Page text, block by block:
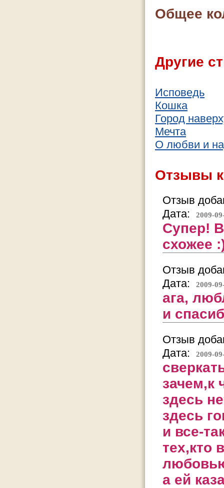
Общее
Другие
Исповедь
Кошка
Город
Мечта
О любви и
Отзывы
Отзыв
Дата:
2009-
Супер!
схожее
Отзыв
Дата:
2009-
ага,
и
Отзыв
Дата:
2009-
зачем,к
здесь
здесь
и все-
тех,кто
а ей